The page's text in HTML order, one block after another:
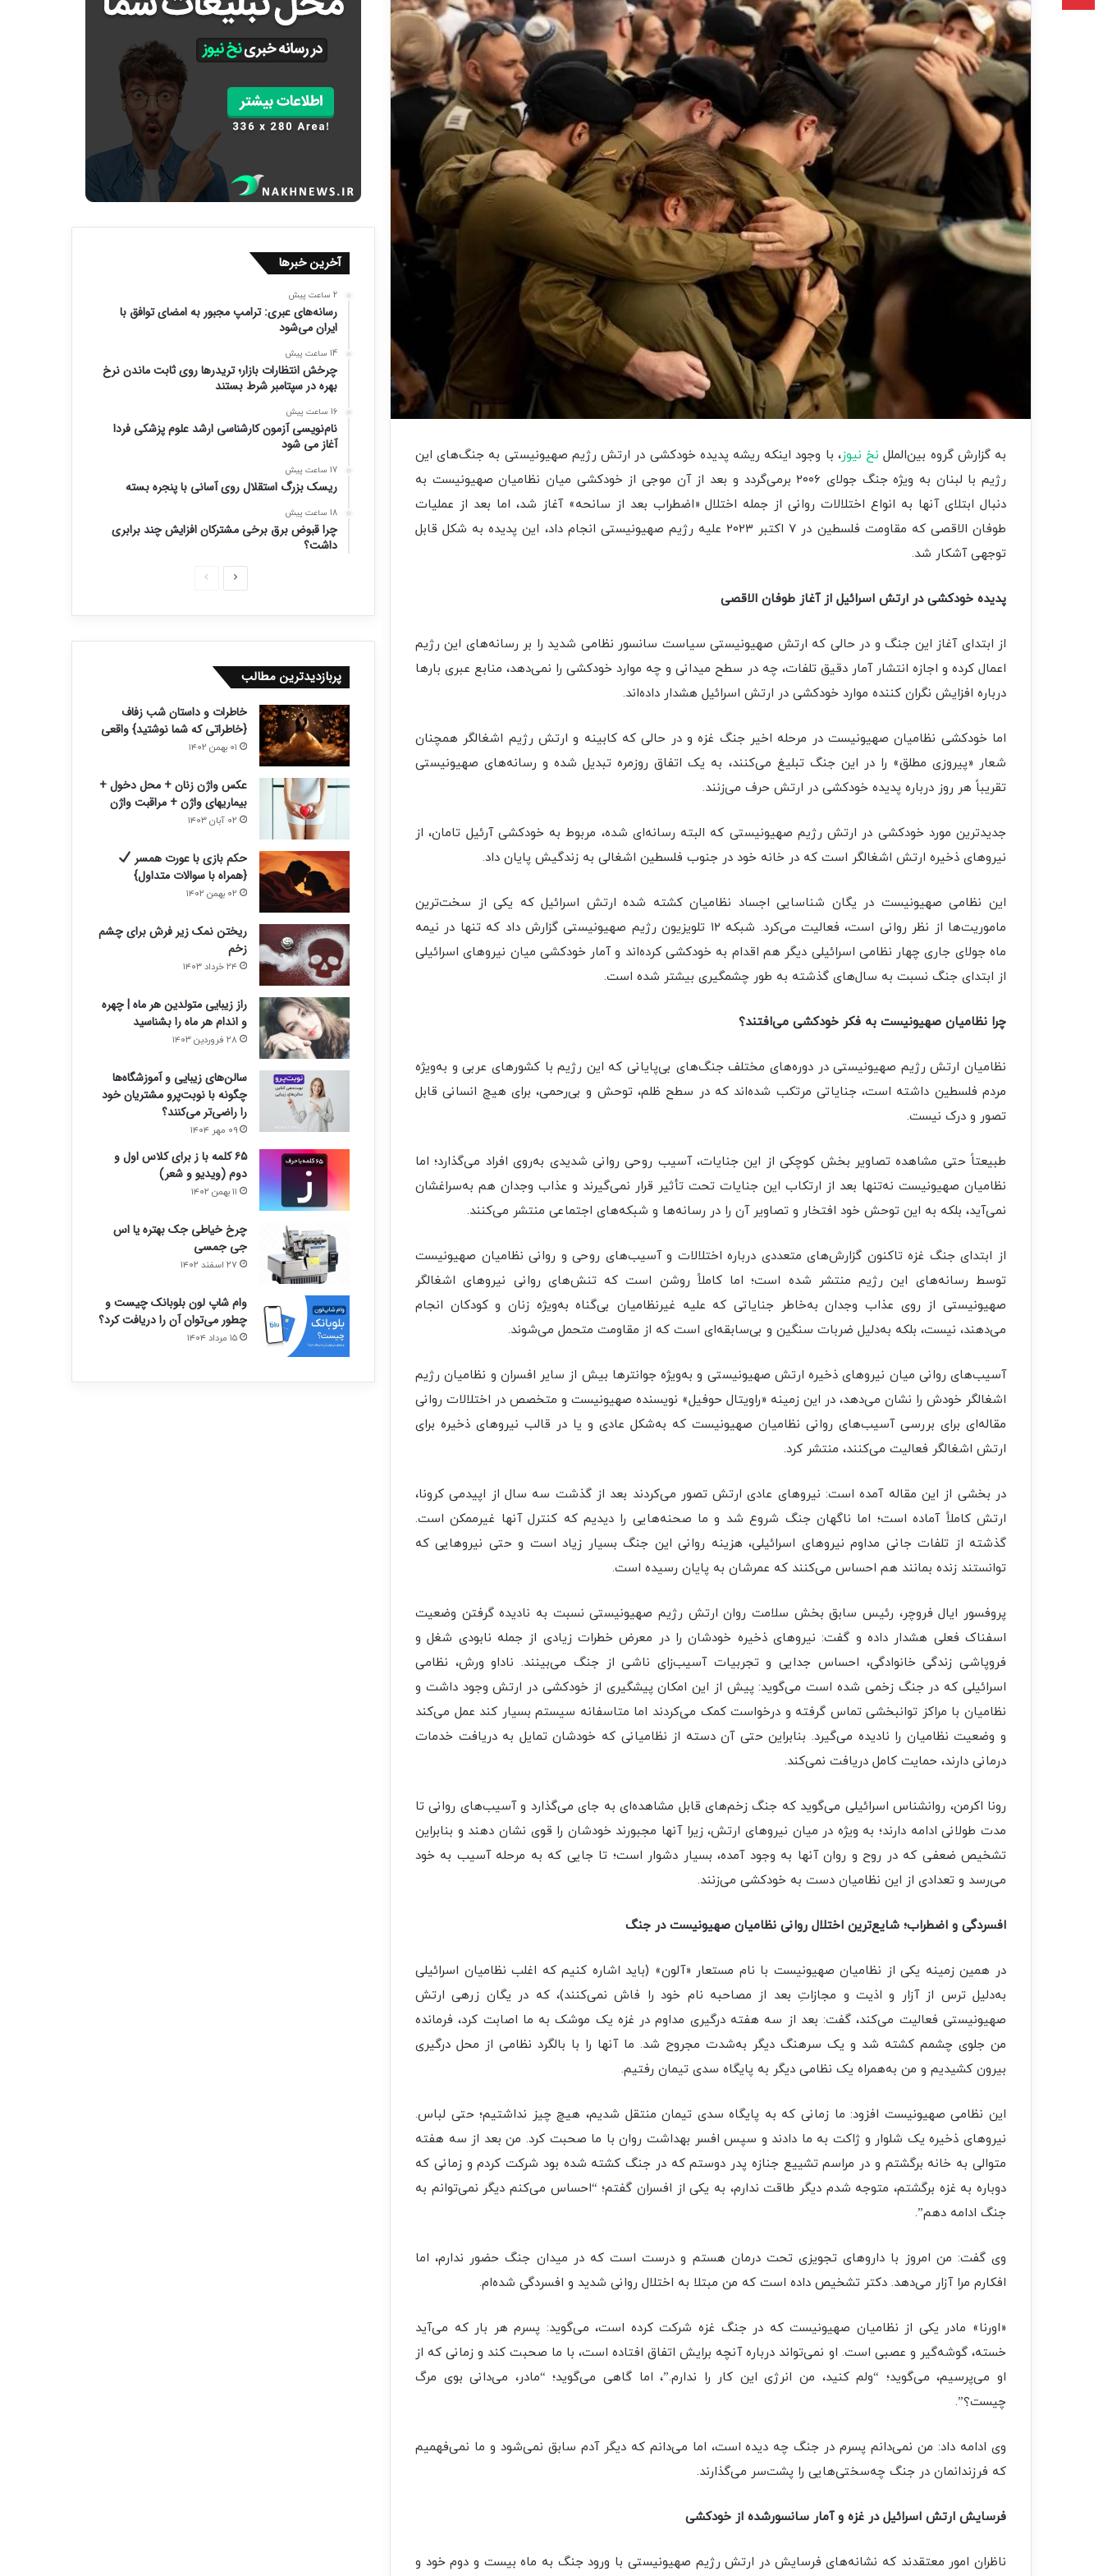
به گزارش گروه بین‌الملل نخ نیوز، با وجود اینکه ریشه پدیده خودکشی در ارتش رژیم صهیونیستی به جنگ‌های این
رژیم با لبنان به ویژه جنگ جولای ۲۰۰۶ برمی‌گردد و بعد از آن موجی از خودکشی میان نظامیان صهیونیست به
دنبال ابتلای آنها به انواع اختلالات روانی از جمله اختلال «اضطراب بعد از سانحه» آغاز شد، اما بعد از عملیات
طوفان الاقصی که مقاومت فلسطین در ۷ اکتبر ۲۰۲۳ علیه رژیم صهیونیستی انجام داد، این پدیده به شکل قابل
توجهی آشکار شد.
پدیده خودکشی در ارتش اسرائیل از آغاز طوفان الاقصی
از ابتدای آغاز این جنگ و در حالی که ارتش صهیونیستی سیاست سانسور نظامی شدید را بر رسانه‌های این رژیم
اعمال کرده و اجازه انتشار آمار دقیق تلفات، چه در سطح میدانی و چه موارد خودکشی را نمی‌دهد، منابع عبری بارها
درباره افزایش نگران کننده موارد خودکشی در ارتش اسرائیل هشدار داده‌اند.
اما خودکشی نظامیان صهیونیست در مرحله اخیر جنگ غزه و در حالی که کابینه و ارتش رژیم اشغالگر همچنان
شعار «پیروزی مطلق» را در این جنگ تبلیغ می‌کنند، به یک اتفاق روزمره تبدیل شده و رسانه‌های صهیونیستی
تقریباً هر روز درباره پدیده خودکشی در ارتش حرف می‌زنند.
جدیدترین مورد خودکشی در ارتش رژیم صهیونیستی که البته رسانه‌ای شده، مربوط به خودکشی آرئیل تامان، از
نیروهای ذخیره ارتش اشغالگر است که در خانه خود در جنوب فلسطین اشغالی به زندگیش پایان داد.
این نظامی صهیونیست در یگان شناسایی اجساد نظامیان کشته شده ارتش اسرائیل که یکی از سخت‌ترین
ماموریت‌ها از نظر روانی است، فعالیت می‌کرد. شبکه ۱۲ تلویزیون رژیم صهیونیستی گزارش داد که تنها در نیمه
ماه جولای جاری چهار نظامی اسرائیلی دیگر هم اقدام به خودکشی کرده‌اند و آمار خودکشی میان نیروهای اسرائیلی
از ابتدای جنگ نسبت به سال‌های گذشته به طور چشمگیری بیشتر شده است.
چرا نظامیان صهیونیست به فکر خودکشی می‌افتند؟
نظامیان ارتش رژیم صهیونیستی در دوره‌های مختلف جنگ‌های بی‌پایانی که این رژیم با کشورهای عربی و به‌ویژه
مردم فلسطین داشته است، جنایاتی مرتکب شده‌اند که در سطح ظلم، توحش و بی‌رحمی، برای هیچ انسانی قابل
تصور و درک نیست.
طبیعتاً حتی مشاهده تصاویر بخش کوچکی از این جنایات، آسیب روحی روانی شدیدی به‌روی افراد می‌گذارد؛ اما
نظامیان صهیونیست نه‌تنها بعد از ارتکاب این جنایات تحت تأثیر قرار نمی‌گیرند و عذاب وجدان هم به‌سراغشان
نمی‌آید، بلکه به این توحش خود افتخار و تصاویر آن را در رسانه‌ها و شبکه‌های اجتماعی منتشر می‌کنند.
از ابتدای جنگ غزه تاکنون گزارش‌های متعددی درباره اختلالات و آسیب‌های روحی و روانی نظامیان صهیونیست
توسط رسانه‌های این رژیم منتشر شده است؛ اما کاملاً روشن است که‌ تنش‌های روانی نیروهای اشغالگر
صهیونیستی از روی عذاب وجدان به‌خاطر جنایاتی که علیه غیرنظامیان بی‌گناه به‌ویژه زنان و کودکان انجام
می‌دهند، نیست، بلکه به‌دلیل ضربات سنگین و بی‌سابقه‌ای است که از مقاومت متحمل می‌شوند.
آسیب‌های روانی میان نیروهای ذخیره ارتش صهیونیستی و به‌ویژه جوانترها بیش از سایر افسران و نظامیان رژیم
اشغالگر خودش را نشان می‌دهد، در این زمینه «راویتال حوفیل» نویسنده صهیونیست و متخصص در اختلالات روانی
مقاله‌ای برای بررسی آسیب‌های روانی نظامیان صهیونیست که به‌شکل عادی و یا در قالب نیروهای ذخیره برای
ارتش اشغالگر فعالیت می‌کنند، منتشر کرد.
در بخشی از این مقاله آمده است: نیروهای عادی ارتش تصور می‌کردند بعد از گذشت سه سال از اپیدمی کرونا،
ارتش کاملاً آماده است؛ اما ناگهان جنگ شروع شد و ما صحنه‌هایی را دیدیم که کنترل آنها غیرممکن است.
گذشته از تلفات جانی مداوم نیروهای اسرائیلی، هزینه روانی این جنگ بسیار زیاد است و حتی نیروهایی که
توانستند زنده بمانند هم احساس می‌کنند که عمرشان به پایان رسیده است.
پروفسور ایال فروچر، رئیس سابق بخش سلامت روان ارتش رژیم صهیونیستی نسبت به نادیده گرفتن وضعیت
اسفناک فعلی هشدار داده و گفت: نیروهای ذخیره خودشان را در معرض خطرات زیادی از جمله نابودی شغل و
فروپاشی زندگی خانوادگی، احساس جدایی و تجربیات آسیب‌زای ناشی از جنگ می‌بینند. ناداو ورش، نظامی
اسرائیلی که در جنگ زخمی شده است می‌گوید: پیش از این امکان پیشگیری از خودکشی در ارتش وجود داشت و
نظامیان با مراکز توانبخشی تماس گرفته و درخواست کمک می‌کردند اما متاسفانه سیستم بسیار کند عمل می‌کند
و وضعیت نظامیان را نادیده می‌گیرد. بنابراین حتی آن دسته از نظامیانی که خودشان تمایل به دریافت خدمات
درمانی دارند، حمایت کامل دریافت نمی‌کند.
رونا اکرمن، روانشناس اسرائیلی می‌گوید که جنگ زخم‌های قابل مشاهده‌ای به جای می‌گذارد و آسیب‌های روانی تا
مدت طولانی ادامه دارند؛ به ویژه در میان نیروهای ارتش، زیرا آنها مجبورند خودشان را قوی نشان دهند و بنابراین
تشخیص ضعفی که در روح و روان آنها به وجود آمده، بسیار دشوار است؛ تا جایی که به مرحله آسیب به خود
می‌رسد و تعدادی از این نظامیان دست به خودکشی می‌زنند.
افسردگی و اضطراب؛ شایع‌ترین اختلال روانی نظامیان صهیونیست در جنگ
در همین زمینه یکی از نظامیان صهیونیست با نام مستعار «آلون» (باید اشاره کنیم که اغلب نظامیان اسرائیلی
به‌دلیل ترس از آزار و اذیت و مجازاتِ بعد از مصاحبه نام خود را فاش نمی‌کنند)، که در یگان زرهی ارتش
صهیونیستی فعالیت می‌کند، گفت: بعد از سه هفته درگیری مداوم در غزه یک موشک به ما اصابت کرد، فرمانده
من جلوی چشمم کشته شد و یک سرهنگ دیگر به‌شدت مجروح شد. ما آنها را با بالگرد نظامی از محل درگیری
بیرون کشیدیم و من به‌همراه یک نظامی دیگر به پایگاه سدی تیمان رفتیم.
این نظامی صهیونیست افزود: ما زمانی که به پایگاه سدی تیمان منتقل شدیم، هیچ چیز نداشتیم؛ حتی لباس.
نیروهای ذخیره یک شلوار و ژاکت به ما دادند و سپس افسر بهداشت روان با ما صحبت کرد. من بعد از سه هفته
متوالی به خانه برگشتم و در مراسم تشییع جنازه پدر دوستم که در جنگ کشته شده بود شرکت کردم و زمانی که
دوباره به غزه برگشتم، متوجه شدم دیگر طاقت ندارم، به یکی از افسران گفتم؛ “احساس می‌کنم دیگر نمی‌توانم به
جنگ ادامه دهم”.
وی گفت: من امروز با داروهای تجویزی تحت درمان هستم و درست است که در میدان جنگ حضور ندارم، اما
افکارم مرا آزار می‌دهد. دکتر تشخیص داده است که من مبتلا به اختلال روانی شدید و افسردگی شده‌ام.
«اورنا» مادر یکی از نظامیان صهیونیست که در جنگ غزه شرکت کرده است، می‌گوید: پسرم هر بار که می‌آید
خسته، گوشه‌گیر و عصبی است. او نمی‌تواند درباره آنچه برایش اتفاق افتاده است، با ما صحبت کند و زمانی که از
او می‌پرسیم، می‌گوید؛ “ولم کنید، من انرژی این کار را ندارم.”، اما گاهی می‌گوید؛ “مادر، می‌دانی بوی مرگ
چیست؟”.
وی ادامه داد: من نمی‌دانم پسرم در جنگ چه دیده است، اما می‌دانم که دیگر آدم سابق نمی‌شود و ما نمی‌فهمیم
که فرزندانمان در جنگ چه‌سختی‌هایی را پشت‌سر می‌گذارند.
فرسایش ارتش اسرائیل در غزه و آمار سانسورشده از خودکشی
ناظران امور معتقدند که نشانه‌های فرسایش در ارتش رژیم صهیونیستی با ورود جنگ به ماه بیست و دوم خود و
آخرین خبرها
2 ساعت پیش
رسانه‌های عبری: ترامپ مجبور به امضای توافق با
ایران می‌شود
14 ساعت پیش
چرخش انتظارات بازار؛ تریدرها روی ثابت ماندن نرخ
بهره در سپتامبر شرط بستند
16 ساعت پیش
نام‌نویسی آزمون کارشناسی ارشد علوم پزشکی فردا
آغاز می شود
17 ساعت پیش
ریسک بزرگ استقلال روی آسانی با پنجره بسته
18 ساعت پیش
چرا قبوض برق برخی مشترکان افزایش چند برابری
داشت؟
ص
ل
ب
ع
د
پربازدیدترین مطالب
خاطرات و داستان شب زفاف
{خاطراتی که شما نوشتید} واقعی
۰۱ بهمن ۱۴۰۲
عکس واژن زنان + محل دخول +
بیماریهای واژن + مراقبت واژن
۰۲ آبان ۱۴۰۳
حکم بازی با عورت همسر
{همراه با سوالات متداول}
۰۲ بهمن ۱۴۰۲
ریختن نمک زیر فرش برای چشم
زخم
۲۴ خرداد ۱۴۰۳
راز زیبایی متولدین هر ماه | چهره
و اندام هر ماه را بشناسید
۲۸ فروردین ۱۴۰۳
سالن‌های زیبایی و آموزشگاه‌ها
چگونه با نوبت‌پرو مشتریان خود
را راضی‌تر می‌کنند؟
۰۹ مهر ۱۴۰۴
۶۵ کلمه با ز برای کلاس اول و
دوم (ویدیو و شعر)
۱۱ بهمن ۱۴۰۲
چرخ خیاطی جک بهتره یا اس
جی جمسی
۲۷ اسفند ۱۴۰۲
وام شاپ لون بلوبانک چیست و
چطور می‌توان آن را دریافت کرد؟
۱۵ مرداد ۱۴۰۴